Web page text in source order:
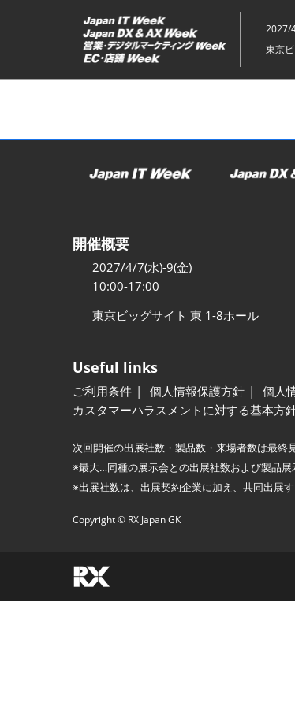
ッ
2027/
東京
開催概要
2027/4/7(水)-9(金)
10:00-17:00
東京ビッグサイト 東 1-8ホール
Useful links
ご利用条件 個人情報保護方針 個人
カスタマーハラスメントに対する基本方
次回開催の出展社数・製品数・来場者数は最終
※最大…同種の展示会との出展社数および製品展
※出展社数は、出展契約企業に加え、共同出展
Copyright © RX Japan GK